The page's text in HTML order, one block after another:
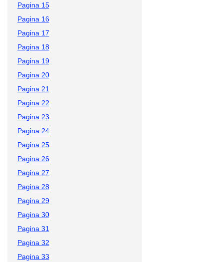
Pagina 15
Pagina 16
Pagina 17
Pagina 18
Pagina 19
Pagina 20
Pagina 21
Pagina 22
Pagina 23
Pagina 24
Pagina 25
Pagina 26
Pagina 27
Pagina 28
Pagina 29
Pagina 30
Pagina 31
Pagina 32
Pagina 33